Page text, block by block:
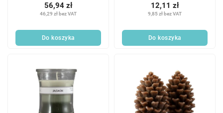
46,29 zł bez VAT
56,94 zł
Do koszyka
9,85 zł bez VAT
12,11 zł
Do koszyka